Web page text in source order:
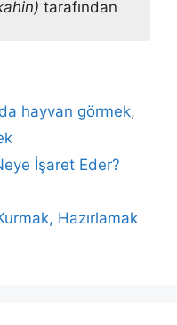
tarafından
hayvan görmek,
İşaret Eder?
Hazırlamak